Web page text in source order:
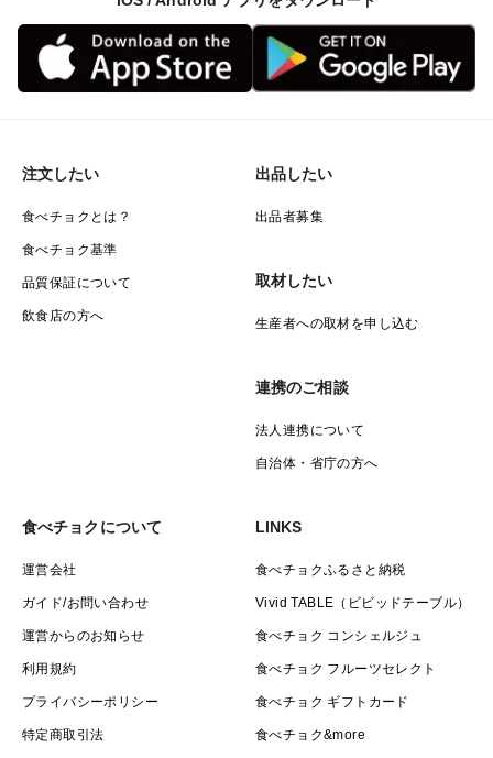
注文したい
食べチョクとは？
食べチョク基準
品質保証について
飲食店の方へ
出品したい
出品者募集
取材したい
生産者への取材を申し込む
連携のご相談
法人連携について
自治体・省庁の方へ
食べチョクについて
運営会社
ガイド/お問い合わせ
運営からのお知らせ
利用規約
プライバシーポリシー
特定商取引法
LINKS
食べチョクふるさと納税
Vivid TABLE（ビビッドテーブル）
食べチョク コンシェルジュ
食べチョク フルーツセレクト
食べチョク ギフトカード
食べチョク&more